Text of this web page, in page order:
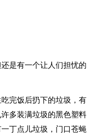
是有一个让人们担忧的
完饭后扔下的垃圾，有
多装满垃圾的黑色塑料
丁点儿垃圾，门口苍蝇